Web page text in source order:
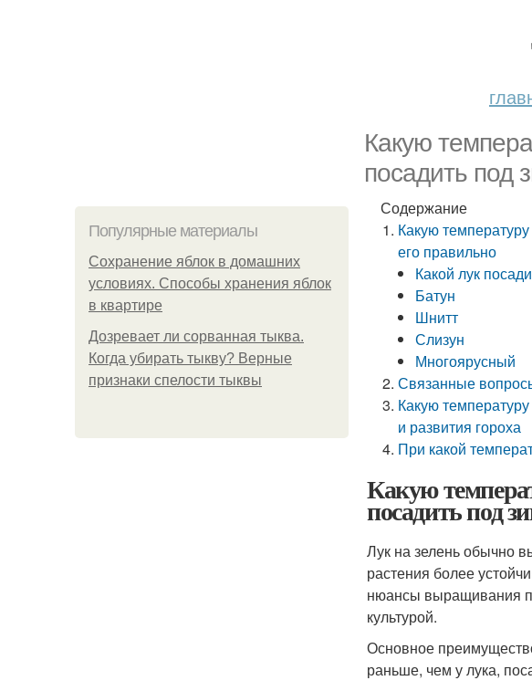
Какую
посадить под
Популярные материалы
Сохранение яблок в домашних
условиях. Способы хранения яблок
в квартире
Дозревает ли сорванная тыква.
Когда убирать тыкву? Верные
признаки спелости тыквы
Содержание
Какую
его правильно
Какой лук
Батун
Шнитт
Слизун
Многоярусный
Связанные
Какую
и развития гороха
При какой
Какую
посадить под
Лук на зелень обычно
растения более
нюансы выращивания
культурой.
Основное
раньше, чем у лука,